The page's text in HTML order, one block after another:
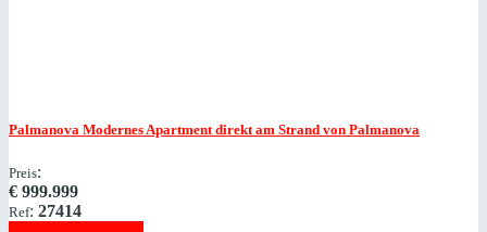
Palmanova Modernes Apartment direkt am Strand von Palmanova
Preis:
€ 999.999
Ref: 27414